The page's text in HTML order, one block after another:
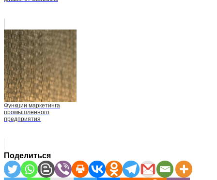
Функции маркетинга
промышленного
предприятия
Поделиться